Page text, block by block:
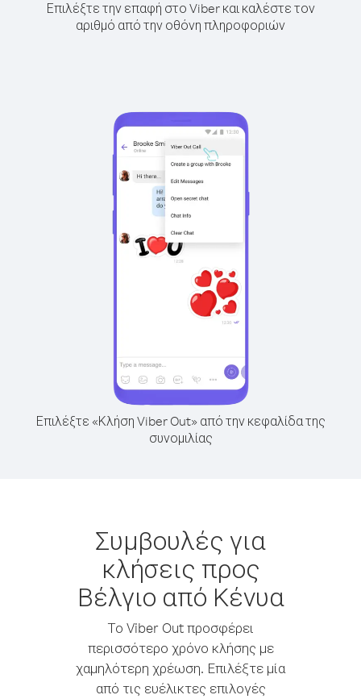
Επιλέξτε την επαφή στο Viber και καλέστε τον
αριθμό από την οθόνη πληροφοριών
Επιλέξτε «Κλήση Viber Out» από την κεφαλίδα της
συνομιλίας
Συμβουλές για
κλήσεις προς
Βέλγιο από Κένυα
Το Viber Out προσφέρει
περισσότερο χρόνο κλήσης με
χαμηλότερη χρέωση. Επιλέξτε μία
από τις ευέλικτες επιλογές